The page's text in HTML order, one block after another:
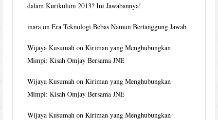
dalam Kurikulum 2013? Ini Jawabannya!
inara onEra Teknologi Bebas Namun Bertanggung Jawab
Wijaya Kusumah onKiriman yang Menghubungkan
Mimpi: Kisah Omjay Bersama JNE
Wijaya Kusumah onKiriman yang Menghubungkan
Mimpi: Kisah Omjay Bersama JNE
Wijaya Kusumah onKiriman yang Menghubungkan